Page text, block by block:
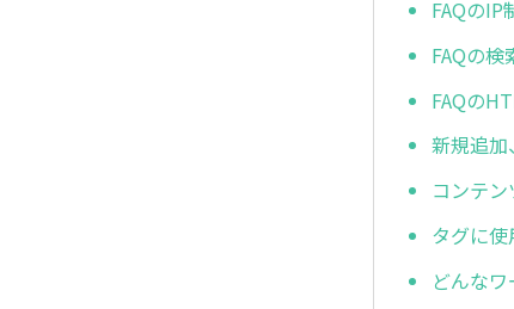
FAQの
FAQの検
FAQの
新規追加
コンテ
タグに
どんな